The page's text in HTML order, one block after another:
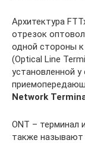
Архитектура
отрезок
одной стороны
(Optical Line
установленной
Network
ONT – терминал
также